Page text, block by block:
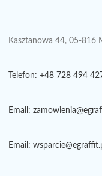
Kasztanowa 44, 05-816
Telefon: +48 728 494
Email:
Email: